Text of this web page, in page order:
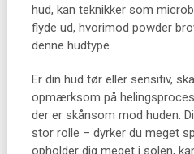
hud, kan teknikker som
flyde ud, hvorimod powder
denne hudtype.
Er din hud tør eller sensitiv,
opmærksom på
der er skånsom mod huden.
stor rolle – dyrker du meget
opholder dig meget i solen,